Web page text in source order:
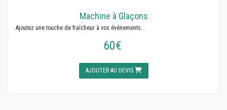
Machine à Glaçons
Ajoutez une touche de fraîcheur à vos événements...
60€
AJOUTER AU DEVIS